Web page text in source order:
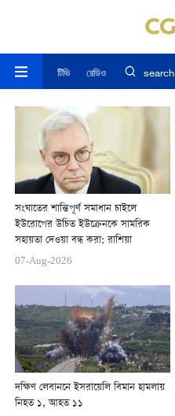
টিভি রেডিও search
সংঘাতের শান্তিপূর্ণ সমাধান চাইলে
ইউরোপের উচিত ইউক্রেনকে সামরিক
07-Aug-2026
দক্ষিণ লেবাননে ইসরায়েলি বিমান হামলায়
নিহত ১, আহত ১১